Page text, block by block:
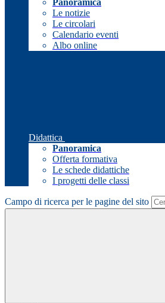
Panoramica
Le notizie
Le circolari
Calendario eventi
Albo online
Didattica
Panoramica
Offerta formativa
Le schede didattiche
I progetti delle classi
Campo di ricerca per le pagine del sito